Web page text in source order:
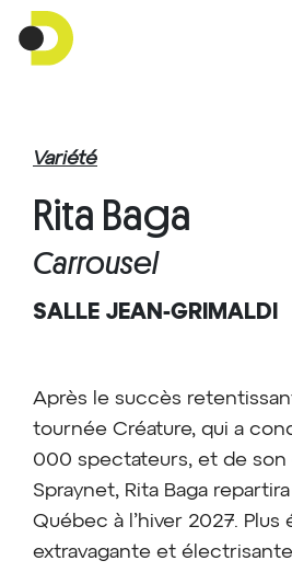
Rita Baga
Carrousel
Variété
SALLE JEAN-GRIMALDI
Après le succès
tournée Créature, qui a
000 spectateurs, et de
Spraynet, Rita Baga
Québec à l’hiver 2027. Plus
extravagante et